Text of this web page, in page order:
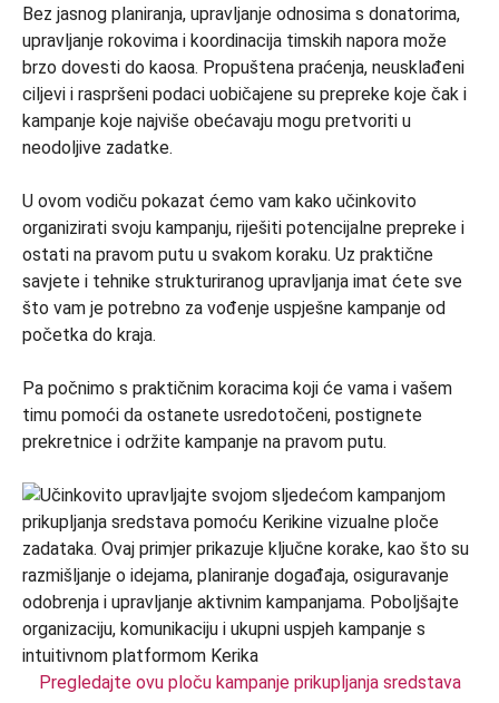
Bez jasnog planiranja, upravljanje odnosima s donatorima,
upravljanje rokovima i koordinacija timskih napora može
brzo dovesti do kaosa. Propuštena praćenja, neusklađeni
ciljevi i raspršeni podaci uobičajene su prepreke koje čak i
kampanje koje najviše obećavaju mogu pretvoriti u
neodoljive zadatke.
U ovom vodiču pokazat ćemo vam kako učinkovito
organizirati svoju kampanju, riješiti potencijalne prepreke i
ostati na pravom putu u svakom koraku. Uz praktične
savjete i tehnike strukturiranog upravljanja imat ćete sve
što vam je potrebno za vođenje uspješne kampanje od
početka do kraja.
Pa počnimo s praktičnim koracima koji će vama i vašem
timu pomoći da ostanete usredotočeni, postignete
prekretnice i održite kampanje na pravom putu.
Pregledajte ovu ploču kampanje prikupljanja sredstava